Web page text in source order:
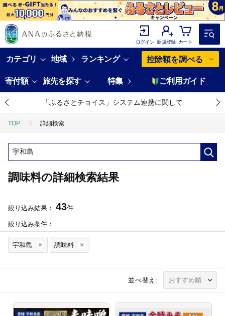
ログイン 新規登録 カート
カテゴリ 地域 ランキング 控除額を調べる
寄付額 旅先を探す 特集 ご利用ガイド
「ふるさとチョイス」システム連携に関して
TOP 詳細検索
調味料の詳細検索結果
絞り込み結果： 43件
絞り込み条件：
宇和島 調味料
並べ替え: